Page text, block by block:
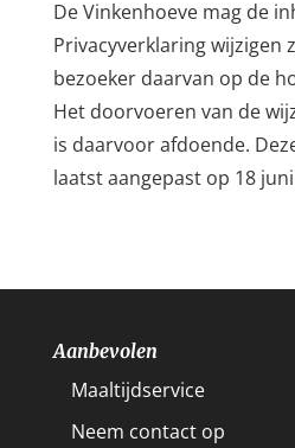
De Vinkenhoeve mag de
Privacyverklaring wijzigen
bezoeker daarvan op de
Het doorvoeren van de
is daarvoor afdoende.
laatst aangepast op 18
Aanbevolen
Maaltijdservice
Neem contact op